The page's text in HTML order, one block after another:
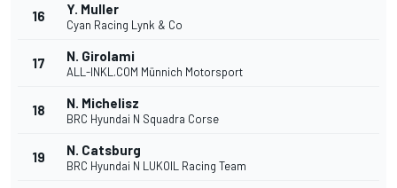
16 Y. Muller
Cyan Racing Lynk & Co
17 N. Girolami
ALL-INKL.COM Münnich Motorsport
18 N. Michelisz
BRC Hyundai N Squadra Corse
19 N. Catsburg
BRC Hyundai N LUKOIL Racing Team